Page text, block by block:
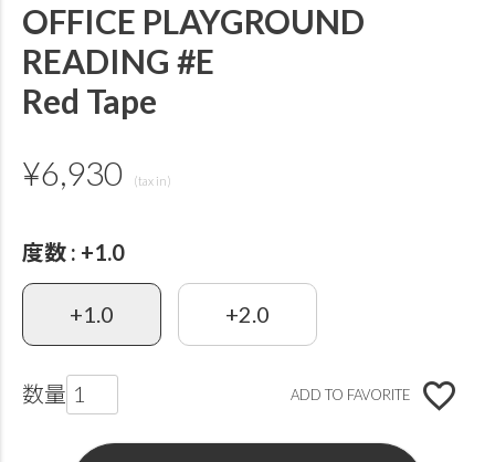
OFFICE PLAYGROUND
READING #E
Red Tape
¥6,930
度数 +1.0
+1.0 +2.0
ADD TO FAVORITE